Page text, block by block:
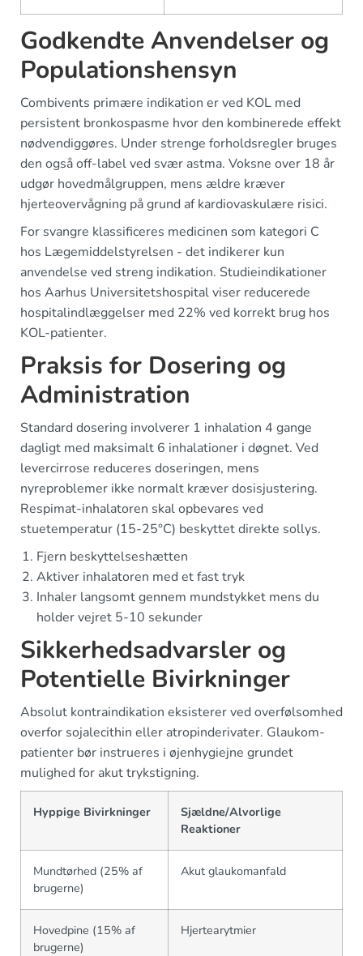
Godkendte Anvendelser og
Populationshensyn
Combivents primære indikation er ved KOL med
persistent bronkospasme hvor den kombinerede effekt
nødvendiggøres. Under strenge forholdsregler bruges
den også off-label ved svær astma. Voksne over 18 år
udgør hovedmålgruppen, mens ældre kræver
hjerteovervågning på grund af kardiovaskulære risici.
For svangre klassificeres medicinen som kategori C
hos Lægemiddelstyrelsen - det indikerer kun
anvendelse ved streng indikation. Studieindikationer
hos Aarhus Universitetshospital viser reducerede
hospitalindlæggelser med 22% ved korrekt brug hos
KOL-patienter.
Praksis for Dosering og
Administration
Standard dosering involverer 1 inhalation 4 gange
dagligt med maksimalt 6 inhalationer i døgnet. Ved
levercirrose reduceres doseringen, mens
nyreproblemer ikke normalt kræver dosisjustering.
Respimat-inhalatoren skal opbevares ved
stuetemperatur (15-25°C) beskyttet direkte sollys.
Fjern beskyttelseshætten
Aktiver inhalatoren med et fast tryk
Inhaler langsomt gennem mundstykket mens du
holder vejret 5-10 sekunder
Sikkerhedsadvarsler og
Potentielle Bivirkninger
Absolut kontraindikation eksisterer ved overfølsomhed
overfor sojalecithin eller atropinderivater. Glaukom-
patienter bør instrueres i øjenhygiejne grundet
mulighed for akut trykstigning.
Hyppige Bivirkninger
Sjældne/Alvorlige
Reaktioner
Mundtørhed (25% af
brugerne)
Akut glaukomanfald
Hovedpine (15% af
brugerne)
Hjertearytmier